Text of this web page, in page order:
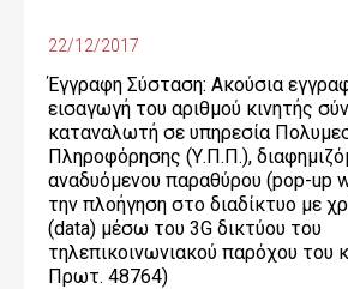
22/12/2017
Έγγραφη Σύσταση: Ακούσια
εισαγωγή του αριθμού κινητής
καταναλωτή σε υπηρεσία
Πληροφόρησης (Υ.Π.Π.),
αναδυόμενου παραθύρου (pop-up
την πλοήγηση στο διαδίκτυο με
(data) μέσω του 3G δικτύου του
τηλεπικοινωνιακού παρόχου του
Πρωτ. 48764)